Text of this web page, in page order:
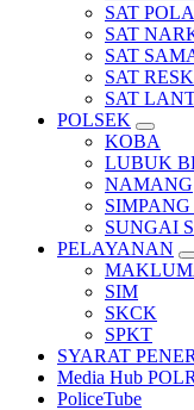
SAT
SAT
SAT
SAT
SAT
POLSEK
KOBA
LUBUK
NAMANG
SUNGAI
PELAYANAN
SIM
SKCK
SPKT
SYARAT
Media Hub
PoliceTube